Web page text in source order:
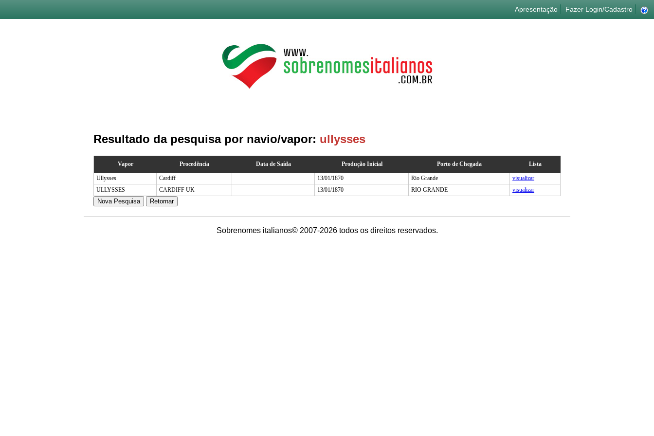
Apresentação Fazer Login/Cadastro
Resultado da pesquisa por navio/vapor: ullysses
Vapor Procedência Data de Saída Produção Inicial Porto de Chegada Lista
Ullysses Cardiff 13/01/1870 Rio Grande
visualizar
ULLYSSES
CARDIFF UK 13/01/1870 RIO GRANDE visualizar
Nova Pesquisa Retornar
Sobrenomes italianos© 2007-2026 todos os direitos reservados.